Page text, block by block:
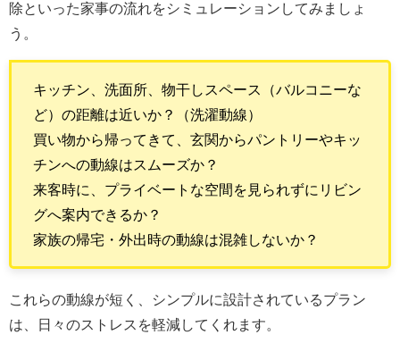
除といった家事の流れをシミュレーションしてみましょ
う。
キッチン、洗面所、物干しスペース（バルコニーな
ど）の距離は近いか？（洗濯動線）
買い物から帰ってきて、玄関からパントリーやキッ
チンへの動線はスムーズか？
来客時に、プライベートな空間を見られずにリビン
グへ案内できるか？
家族の帰宅・外出時の動線は混雑しないか？
これらの動線が短く、シンプルに設計されているプラン
は、日々のストレスを軽減してくれます。